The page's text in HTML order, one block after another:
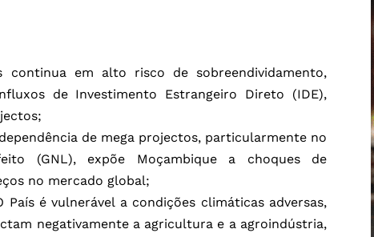
continua em alto risco de sobreendividamento,
de Investimento Estrangeiro Direto (IDE),
de mega projectos, particularmente no
(GNL), expõe Moçambique a choques de
no mercado global;
País é vulnerável a condições climáticas adversas,
negativamente a agricultura e a agroindústria,